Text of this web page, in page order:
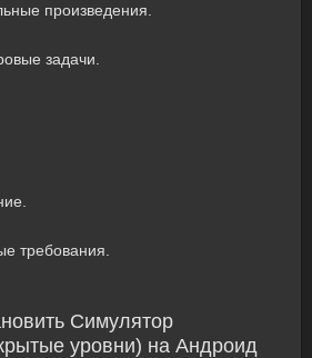
произведения.
задачи.
требования.
Симулятор
уровни) на Андроид